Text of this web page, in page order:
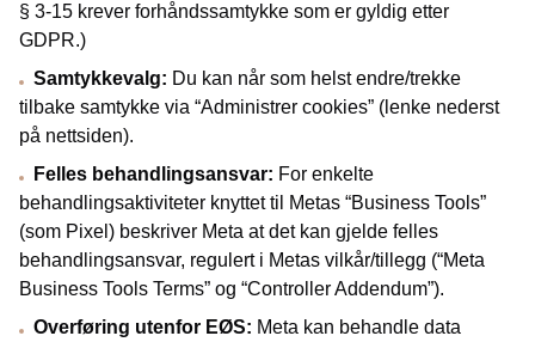
§ 3-15 krever forhåndssamtykke som er gyldig etter
GDPR.)
Samtykkevalg: Du kan når som helst endre/trekke
tilbake samtykke via “Administrer cookies” (lenke nederst
på nettsiden).
Felles behandlingsansvar: For enkelte
behandlingsaktiviteter knyttet til Metas “Business Tools”
(som Pixel) beskriver Meta at det kan gjelde felles
behandlingsansvar, regulert i Metas vilkår/tillegg (“Meta
Business Tools Terms” og “Controller Addendum”).
Overføring utenfor EØS: Meta kan behandle data